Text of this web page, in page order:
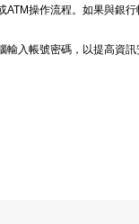
操作流程。如果與銀
入帳號密碼，以提高資訊